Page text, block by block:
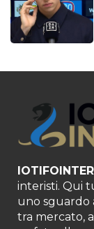
interisti. Qui
uno sguardo
tra mercato,